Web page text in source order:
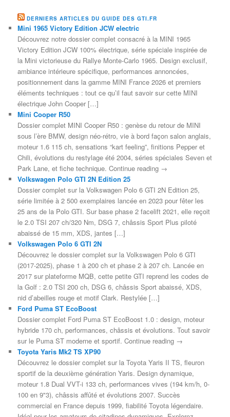
DERNIERS ARTICLES DU GUIDE DES GTI.FR
Mini 1965 Victory Edition JCW electric
Découvrez notre dossier complet consacré à la MINI 1965
Victory Edition JCW 100% électrique, série spéciale inspirée de
la Mini victorieuse du Rallye Monte-Carlo 1965. Design exclusif,
ambiance intérieure spécifique, performances annoncées,
positionnement dans la gamme MINI France 2026 et premiers
éléments techniques : tout ce qu’il faut savoir sur cette MINI
électrique John Cooper […]
Mini Cooper R50
Dossier complet MINI Cooper R50 : genèse du retour de MINI
sous l’ère BMW, design néo-rétro, vie à bord façon salon anglais,
moteur 1.6 115 ch, sensations “kart feeling”, finitions Pepper et
Chili, évolutions du restylage été 2004, séries spéciales Seven et
Park Lane, et fiche technique. Continue reading →
Volkswagen Polo GTI 2N Edition 25
Dossier complet sur la Volkswagen Polo 6 GTI 2N Edition 25,
série limitée à 2 500 exemplaires lancée en 2023 pour fêter les
25 ans de la Polo GTI. Sur base phase 2 facelift 2021, elle reçoit
le 2.0 TSI 207 ch/320 Nm, DSG 7, châssis Sport Plus piloté
abaissé de 15 mm, XDS, jantes […]
Volkswagen Polo 6 GTI 2N
Découvrez le dossier complet sur la Volkswagen Polo 6 GTI
(2017-2025), phase 1 à 200 ch et phase 2 à 207 ch. Lancée en
2017 sur plateforme MQB, cette petite GTI reprend les codes de
la Golf : 2.0 TSI 200 ch, DSG 6, châssis Sport abaissé, XDS,
nid d’abeilles rouge et motif Clark. Restylée […]
Ford Puma ST EcoBoost
Dossier complet Ford Puma ST EcoBoost 1.0 : design, moteur
hybride 170 ch, performances, châssis et évolutions. Tout savoir
sur le Puma ST moderne et sportif. Continue reading →
Toyota Yaris Mk2 TS XP90
Découvrez le dossier complet sur la Toyota Yaris II TS, fleuron
sportif de la deuxième génération Yaris. Design dynamique,
moteur 1.8 Dual VVT-i 133 ch, performances vives (194 km/h, 0-
100 en 9"3), châssis affûté et évolutions 2007. Succès
commercial en France depuis 1999, fiabilité Toyota légendaire.